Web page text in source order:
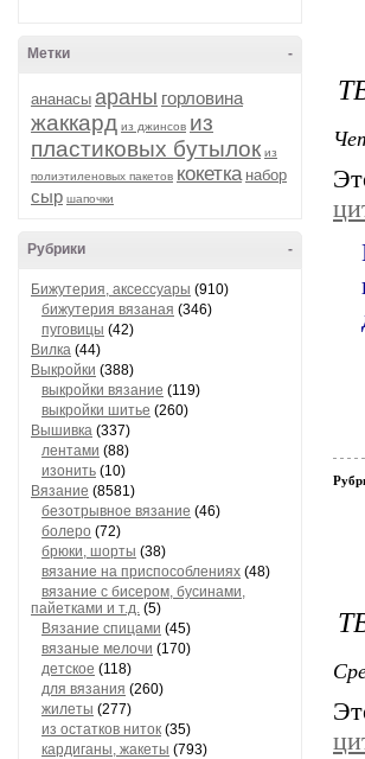
-
Метки
ананасы араны горловина
жаккард из джинсов из
пластиковых бутылок из
полиэтиленовых пакетов кокетка набор
сыр шапочки
-
Рубрики
Бижутерия, аксессуары (910)
бижутерия вязаная (346)
пуговицы (42)
Вилка (44)
Выкройки (388)
выкройки вязание (119)
выкройки шитье (260)
Вышивка (337)
лентами (88)
изонить (10)
Вязание (8581)
безотрывное вязание (46)
болеро (72)
брюки, шорты (38)
вязание на приспособлениях (48)
вязание с бисером, бусинами,
пайетками и т.д. (5)
Вязание спицами (45)
вязаные мелочи (170)
детское (118)
для вязания (260)
жилеты (277)
из остатков ниток (35)
кардиганы, жакеты (793)